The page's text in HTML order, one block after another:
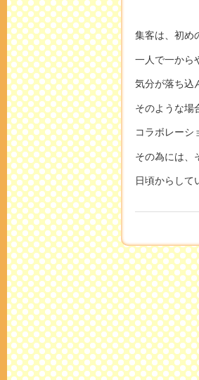
集客は、初め
一人で一から
気分が落ち込
そのような場
コラボレーシ
その為には、
日頃からして